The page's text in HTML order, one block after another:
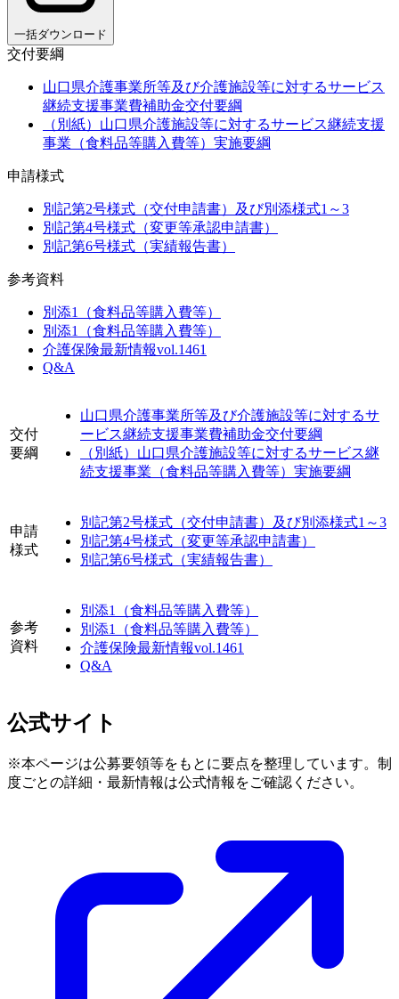
一括ダウンロード
交付要綱
山口県介護事業所等及び介護施設等に対するサービス
継続支援事業費補助金交付要綱
（別紙）山口県介護施設等に対するサービス継続支援
事業（食料品等購入費等）実施要綱
申請様式
別記第2号様式（交付申請書）及び別添様式1～3
別記第4号様式（変更等承認申請書）
別記第6号様式（実績報告書）
参考資料
別添1（食料品等購入費等）
別添1（食料品等購入費等）
介護保険最新情報vol.1461
Q&A
交付
要綱
山口県介護事業所等及び介護施設等に対するサ
ービス継続支援事業費補助金交付要綱
（別紙）山口県介護施設等に対するサービス継
続支援事業（食料品等購入費等）実施要綱
申請
様式
別記第2号様式（交付申請書）及び別添様式1～3
別記第4号様式（変更等承認申請書）
別記第6号様式（実績報告書）
参考
資料
別添1（食料品等購入費等）
別添1（食料品等購入費等）
介護保険最新情報vol.1461
Q&A
公式サイト
※本ページは公募要領等をもとに要点を整理しています。制
度ごとの詳細・最新情報は公式情報をご確認ください。